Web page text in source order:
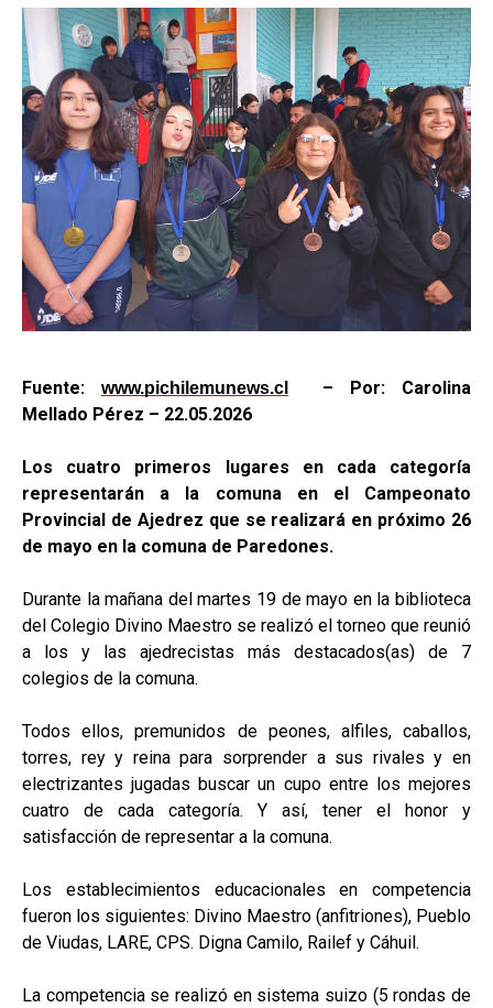
Fuente:www.pichilemunews.cl – Por: Carolina
Mellado Pérez – 22.05.2026
Los cuatro primeros lugares en cada categoría
representarán a la comuna en el Campeonato
Provincial de Ajedrez que se realizará en próximo 26
de mayo en la comuna de Paredones.
Durante la mañana del martes 19 de mayo en la biblioteca
del Colegio Divino Maestro se realizó el torneo que reunió
a los y las ajedrecistas más destacados(as) de 7
colegios de la comuna.
Todos ellos, premunidos de peones, alfiles, caballos,
torres, rey y reina para sorprender a sus rivales y en
electrizantes jugadas buscar un cupo entre los mejores
cuatro de cada categoría. Y así, tener el honor y
satisfacción de representar a la comuna.
Los establecimientos educacionales en competencia
fueron los siguientes: Divino Maestro (anfitriones), Pueblo
de Viudas, LARE, CPS. Digna Camilo, Railef y Cáhuil.
La competencia se realizó en sistema suizo (5 rondas de